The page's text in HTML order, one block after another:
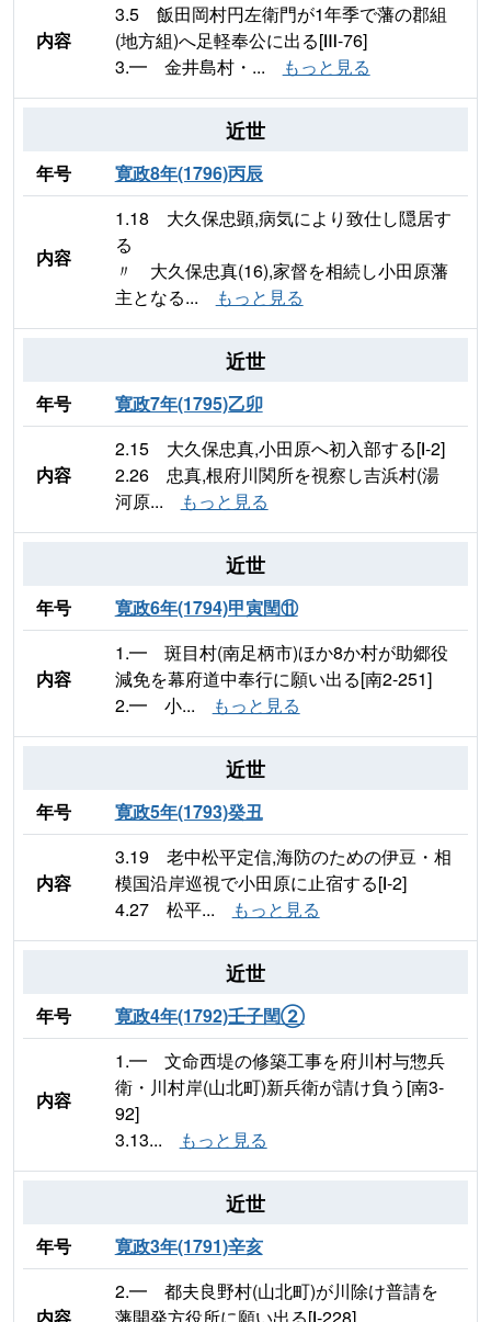
内容
3.5 飯田岡村円左衛門が1年季で藩の郡組
(地方組)へ足軽奉公に出る[Ⅲ-76]
3.━ 金井島村・...
もっと見る
近世
年号 寛政8年(1796)丙辰
内容
1.18 大久保忠顕,病気により致仕し隠居す
る
〃 大久保忠真(16),家督を相続し小田原藩
主となる...
もっと見る
近世
年号 寛政7年(1795)乙卯
内容
2.15 大久保忠真,小田原へ初入部する[Ⅰ-2]
2.26 忠真,根府川関所を視察し吉浜村(湯
河原...
もっと見る
近世
年号 寛政6年(1794)甲寅閏⑪
内容
1.━ 斑目村(南足柄市)ほか8か村が助郷役
減免を幕府道中奉行に願い出る[南2-251]
2.━ 小...
もっと見る
近世
年号 寛政5年(1793)癸丑
内容
3.19 老中松平定信,海防のための伊豆・相
模国沿岸巡視で小田原に止宿する[Ⅰ-2]
4.27 松平...
もっと見る
近世
年号 寛政4年(1792)壬子閏②
内容
1.━ 文命西堤の修築工事を府川村与惣兵
衛・川村岸(山北町)新兵衛が請け負う[南3-
92]
3.13...
もっと見る
近世
年号 寛政3年(1791)辛亥
2.━ 都夫良野村(山北町)が川除け普請を